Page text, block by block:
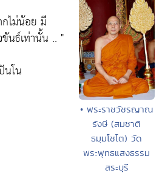
กไม่น้อย มี
นธ์เท่านั้น .. "
โน
• พระราชวัชรญาณ
รังษี (สมชาติ
ธมฺมโชโต) วัด
พระพุทธแสงธรรม
สระบุรี